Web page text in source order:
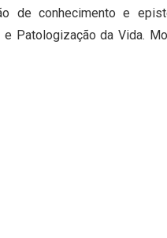
de conhecimento e
Patologização da Vida.